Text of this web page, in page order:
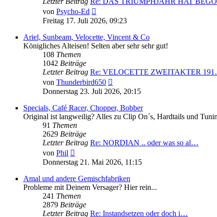
von Psycho-Ed
Beitrag
Freitag 17. Juli 2026, 09:23
Ariel, Sunbeam, Velocette, Vincent & Co
Königliches Alteisen! Selten aber sehr sehr gut!
108 Themen
1042 Beiträge
Letzter Beitrag Re: VELOCETTE ZWEITAKTER
von Thunderbird650
Beitrag
Donnerstag 23. Juli 2026, 20:15
Specials, Café Racer, Chopper, Bobber
Original ist langweilig? Alles zu Clip On´s, Hardtails und
91 Themen
2629 Beiträge
Letzter Beitrag Re: NORDIAN .. oder was so al…
von Phil
Beitrag
Donnerstag 21. Mai 2026, 11:15
Amal und andere Gemischfabriken
Probleme mit Deinem Versager? Hier rein...
241 Themen
2879 Beiträge
Letzter Beitrag Re: Instandsetzen oder doch i…